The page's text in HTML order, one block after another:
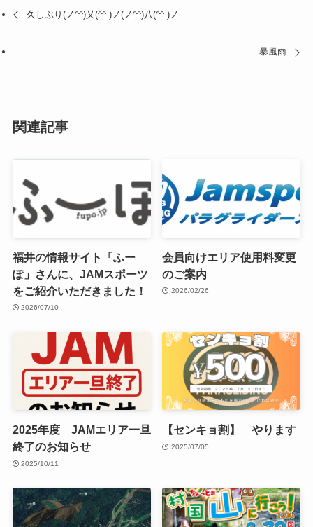
久しぶり(ノ^^)乂(^^ )ノ(ノ^^)八(^^ )ノ
暴風雨
関連記事
福井の情報サイト「ふー
ぽ」さんに、JAMスポーツ
をご紹介いただきました！
2026/07/10
会員向けエリア使用料変更
のご案内
2026/02/26
2025年度 JAMエリア一旦
終了のお知らせ
2025/10/11
【センキョ割】 やります
2025/07/05